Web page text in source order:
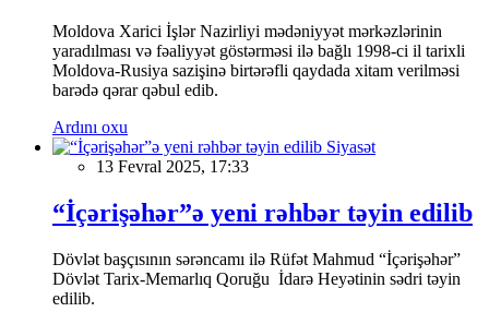
Moldova Xarici İşlər Nazirliyi mədəniyyət mərkəzlərinin
yaradılması və fəaliyyət göstərməsi ilə bağlı 1998-ci il tarixli
Moldova-Rusiya sazişinə birtərəfli qaydada xitam verilməsi
barədə qərar qəbul edib.
Ardını oxu
Siyasət
13 Fevral 2025, 17:33
“İçərişəhər”ə yeni rəhbər təyin edilib
Dövlət başçısının sərəncamı ilə Rüfət Mahmud “İçərişəhər”
Dövlət Tarix-Memarlıq Qoruğu İdarə Heyətinin sədri təyin
edilib.